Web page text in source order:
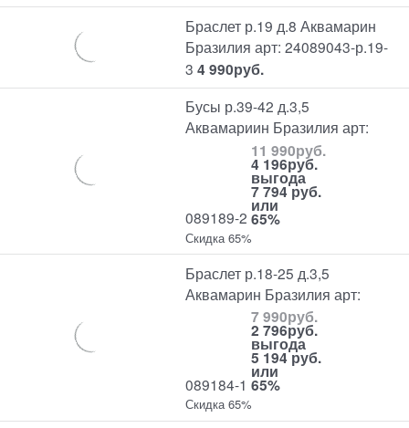
Браслет р.19 д.8 Аквамарин
Бразилия арт: 24089043-р.19-
3 4 990руб.
Бусы р.39-42 д.3,5
Аквамариин Бразилия арт:
089189-2
11 990руб.
4 196руб.
выгода
7 794 руб.
или
65%
Скидка 65%
Браслет р.18-25 д.3,5
Аквамарин Бразилия арт:
089184-1
7 990руб.
2 796руб.
выгода
5 194 руб.
или
65%
Скидка 65%